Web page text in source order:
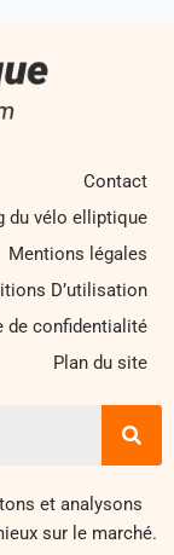
Contact
du vélo elliptique
Mentions légales
D’utilisation
de confidentialité
Plan du site
et analysons
sur le marché.